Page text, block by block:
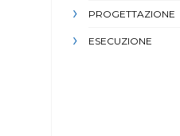
PROGETTAZIONE
ESECUZIONE